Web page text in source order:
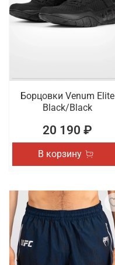
Борцовки Venum Elite
Black/Black
20 190 ₽
В корзину